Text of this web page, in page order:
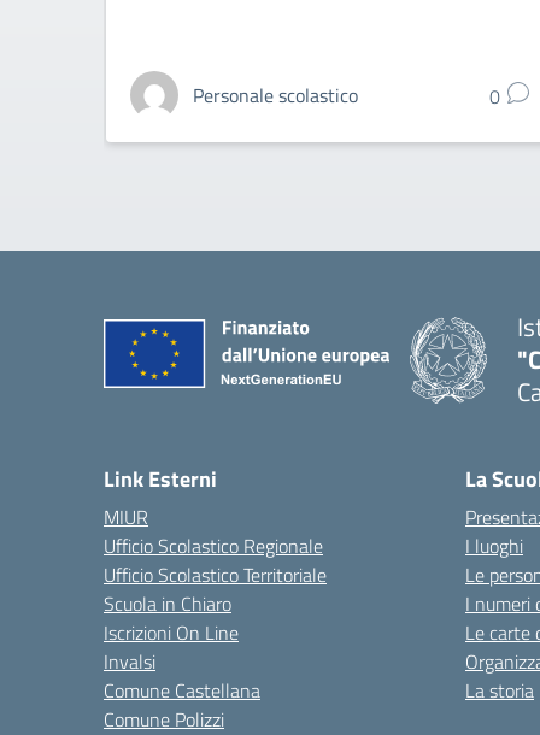
Personale scolastico 0
Link Esterni
MIUR
Ufficio Scolastico Regionale
Ufficio Scolastico Territoriale
Scuola in Chiaro
Iscrizioni On Line
Invalsi
Comune Castellana
Comune Polizzi
La
I luoghi
Le
I numeri
Le carte
La storia